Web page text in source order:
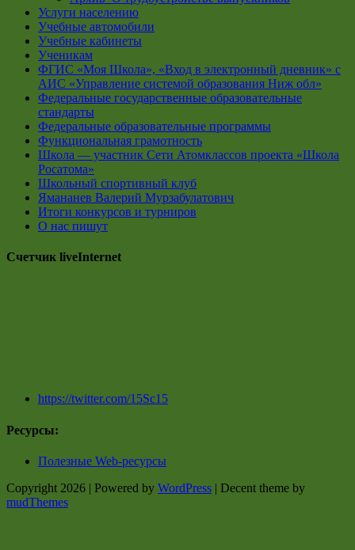
Услуги населению
Учебные автомобили
Учебные кабинеты
Ученикам
ФГИС «Моя Школа», «Вход в электронный дневник» с
АИС «Управление системой образования Ниж обл»
Федеральные государственные образовательные
стандарты
Федеральные образовательные программы
Функциональная грамотность
Школа — участник Сети Атомклассов проекта «Школа
Росатома»
Школьный спортивный клуб
Ямананев Валерий Мурзабулатович
Итоги конкурсов и турниров
О нас пишут
Счетчик liveInternet
https://twitter.com/15Sc15
Ресурсы:
Полезные Web-ресурсы
Copyright 2026 | Powered by WordPress | Decent theme by
mudThemes